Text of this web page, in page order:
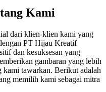
Kami
dari klien-klien kami yang
PT Hijau Kreatif
dan kesuksesan yang
gambaran yang lebih
kami tawarkan. Berikut adalah
memilih kami sebagai mitra